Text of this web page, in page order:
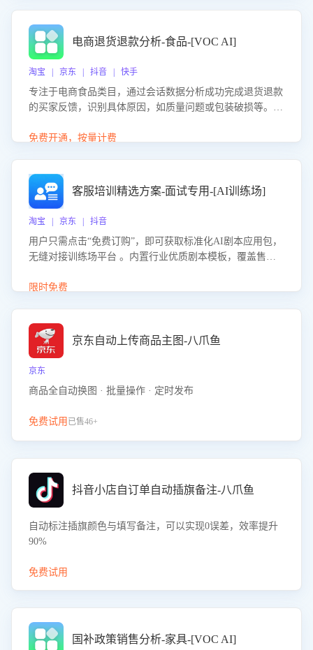
电商退货退款分析-食品-[VOC AI]
淘宝 | 京东 | 抖音 | 快手
专注于电商食品类目，通过会话数据分析成功完成退货退款
的买家反馈，识别具体原因，如质量问题或包装破损等。结
商家降低退款率，提升售后效率。
免费开通，按量计费
客服培训精选方案-面试专用-[AI训练场]
淘宝 | 京东 | 抖音
用户只需点击“免费订购”，即可获取标准化AI剧本应用包，
无缝对接训练场平台 。内置行业优质剧本模板，覆盖售前
初始化时间，助力企业快速启动智能客服训练
限时免费
京东自动上传商品主图-八爪鱼
京东
商品全自动换图 · 批量操作 · 定时发布
免费试用 已售46+
抖音小店自订单自动插旗备注-八爪鱼
自动标注插旗颜色与填写备注，可以实现0误差，效率提升
90%
免费试用
国补政策销售分析-家具-[VOC AI]